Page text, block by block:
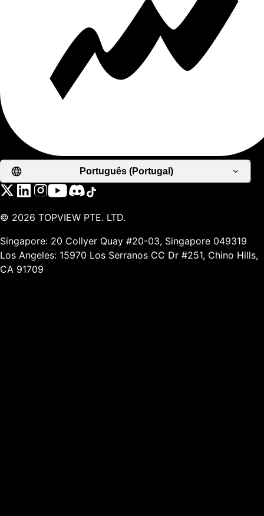
Português (Portugal)
© 2026 TOPVIEW PTE. LTD.
Singapore: 20 Collyer Quay #20-03, Singapore 049319
Los Angeles: 15970 Los Serranos CC Dr #251, Chino Hills,
CA 91709